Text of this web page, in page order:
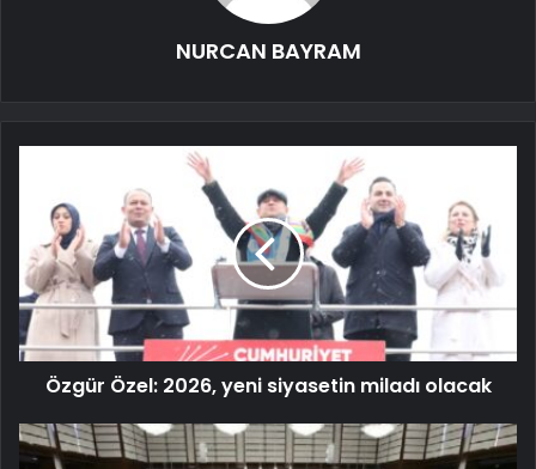
NURCAN BAYRAM
Özgür Özel: 2026, yeni siyasetin miladı olacak